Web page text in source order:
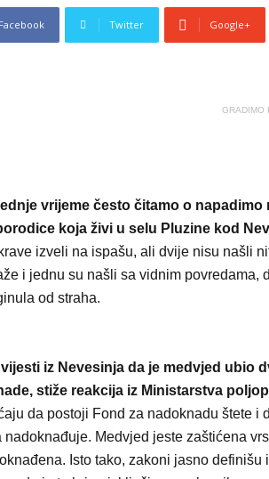
Facebook Twitter Google+
GRADIMO
vrijeme često čitamo o
koja živi u selu Pluzine kod
izveli na ispašu, ali dvije nisu našli
i jednu su našli sa vidnim povredama,
od straha.
iz Nevesinja da je medvjed ubio
stiže reakcija iz Ministarstva
da postoji Fond za nadoknadu štete
nadoknađuje. Medvjed jeste zaštićena
Isto tako, zakoni jasno